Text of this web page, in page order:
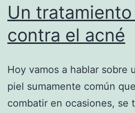
Un
contra el acné
Hoy vamos a hablar sobre
piel sumamente común
combatir en ocasiones, se